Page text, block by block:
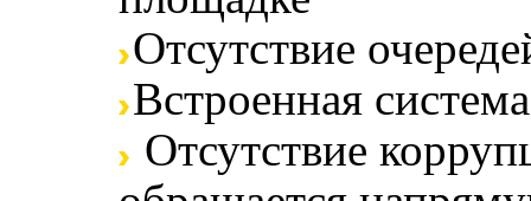
Отсутствие
Встроенная
Отсутствие